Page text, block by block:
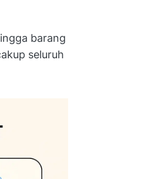
barang
seluruh